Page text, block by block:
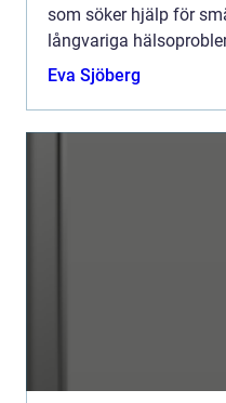
som söker hjälp för
långvariga
Stockholm, där
Eva Sjöberg